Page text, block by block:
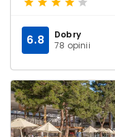
Dobry
78 opinii
6.8